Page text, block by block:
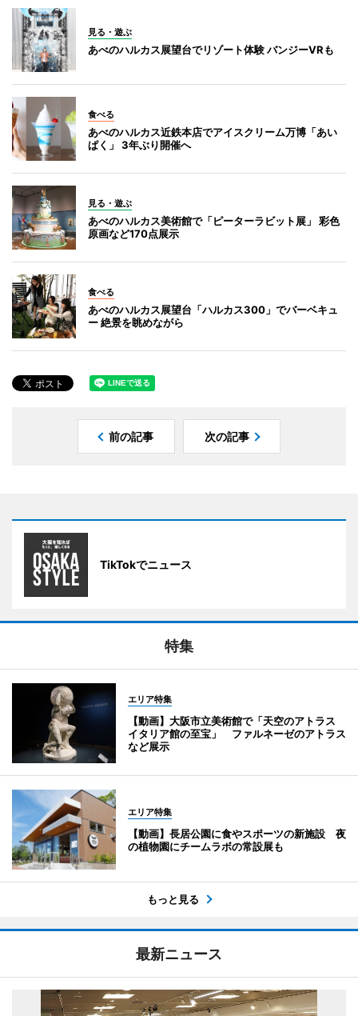
見る・遊ぶ
あべのハルカス展望台でリゾート体験 バンジーVRも
食べる
あべのハルカス近鉄本店でアイスクリーム万博「あい
ぱく」 3年ぶり開催へ
見る・遊ぶ
あべのハルカス美術館で「ピーターラビット展」 彩色
原画など170点展示
食べる
あべのハルカス展望台「ハルカス300」でバーベキュ
ー 絶景を眺めながら
前の記事 次の記事
TikTokでニュース
特集
エリア特集
【動画】大阪市立美術館で「天空のアトラス
イタリア館の至宝」 ファルネーゼのアトラス
など展示
エリア特集
【動画】長居公園に食やスポーツの新施設 夜
の植物園にチームラボの常設展も
もっと見る
最新ニュース